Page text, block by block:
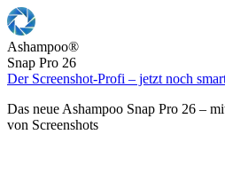
Ashampoo®
Snap Pro 26
Der Screenshot-Profi – jetzt noch
Das neue Ashampoo Snap Pro 26 –
von Screenshots